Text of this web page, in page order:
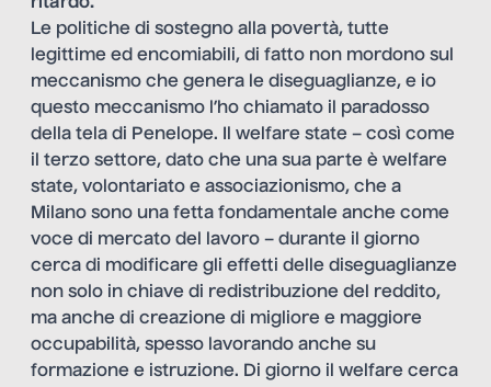
Le politiche di sostegno alla povertà, tutte
legittime ed encomiabili, di fatto non mordono sul
meccanismo che genera le diseguaglianze, e io
questo meccanismo l’ho chiamato il paradosso
della tela di Penelope. Il welfare state – così come
il terzo settore, dato che una sua parte è welfare
state, volontariato e associazionismo, che a
Milano sono una fetta fondamentale anche come
voce di mercato del lavoro – durante il giorno
cerca di modificare gli effetti delle diseguaglianze
non solo in chiave di redistribuzione del reddito,
ma anche di creazione di migliore e maggiore
occupabilità, spesso lavorando anche su
formazione e istruzione. Di giorno il welfare cerca